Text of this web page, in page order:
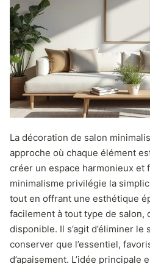
La décoration de salon
approche où chaque élément
créer un espace harmonieux et
minimalisme privilégie la
tout en offrant une esthétique
facilement à tout type de salon,
disponible. Il s’agit d’éliminer
conserver que l’essentiel,
d’apaisement. L’idée principale